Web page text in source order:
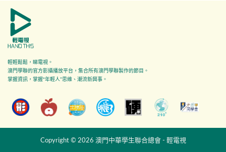
輕輕鬆鬆，睇電視。
澳門學聯的官方影攝播放平台，集合所有澳門學聯製作的節目。
掌握資訊，掌握"年輕人”思維、潮流新興事。
Copyright © 2026 澳門中華學生聯合總會 - 輕電視